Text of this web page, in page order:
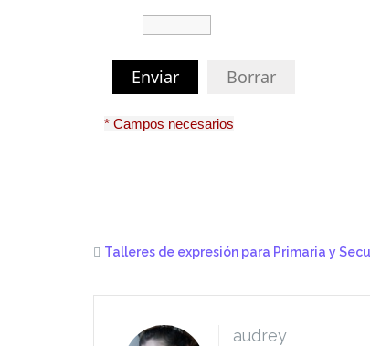
Enviar Borrar
* Campos necesarios
Talleres de expresión para Primaria y
audrey